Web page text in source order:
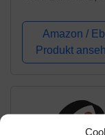
14-teilig,
Amazon /
Produkt